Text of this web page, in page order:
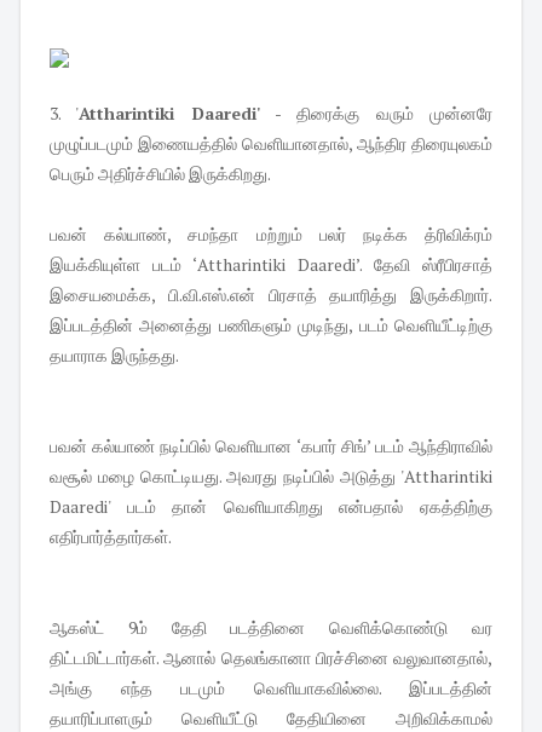
3. 'Attharintiki Daaredi'- திரைக்கு வரும் முன்னரே
முழுப்படமும் இணையத்தில் வெளியானதால், ஆந்திர திரையுலகம்
பெரும் அதிர்ச்சியில் இருக்கிறது.
பவன் கல்யாண், சமந்தா மற்றும் பலர் நடிக்க த்ரிவிக்ரம்
இயக்கியுள்ள படம் ‘Attharintiki Daaredi’. தேவி ஸ்ரீபிரசாத்
இசையமைக்க, பி.வி.எஸ்.என் பிரசாத் தயாரித்து இருக்கிறார்.
இப்படத்தின் அனைத்து பணிகளும் முடிந்து, படம் வெளியீட்டிற்கு
தயாராக இருந்தது.
பவன் கல்யாண் நடிப்பில் வெளியான ‘கபார் சிங்’ படம் ஆந்திராவில்
வசூல் மழை கொட்டியது. அவரது நடிப்பில் அடுத்து 'Attharintiki
Daaredi' படம் தான் வெளியாகிறது என்பதால் ஏகத்திற்கு
எதிர்பார்த்தார்கள்.
ஆகஸ்ட் 9ம் தேதி படத்தினை வெளிக்கொண்டு வர
திட்டமிட்டார்கள். ஆனால் தெலங்கானா பிரச்சினை வலுவானதால்,
அங்கு எந்த படமும் வெளியாகவில்லை. இப்படத்தின்
தயாரிப்பாளரும் வெளியீட்டு தேதியினை அறிவிக்காமல்